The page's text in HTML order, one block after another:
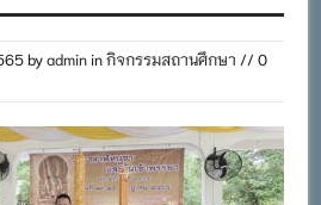
ษา พระบาทสมเด็จพระเจ้าอยู่หัว ๒๘
๕๖๙
สาฬหบูชาและวันเข้าพรรษา
FOR KIDS เสริมสร้างวินัยและ
ในการใช้รถใช้ถนน
byadmininกิจกรรมสถานศึกษา // 0